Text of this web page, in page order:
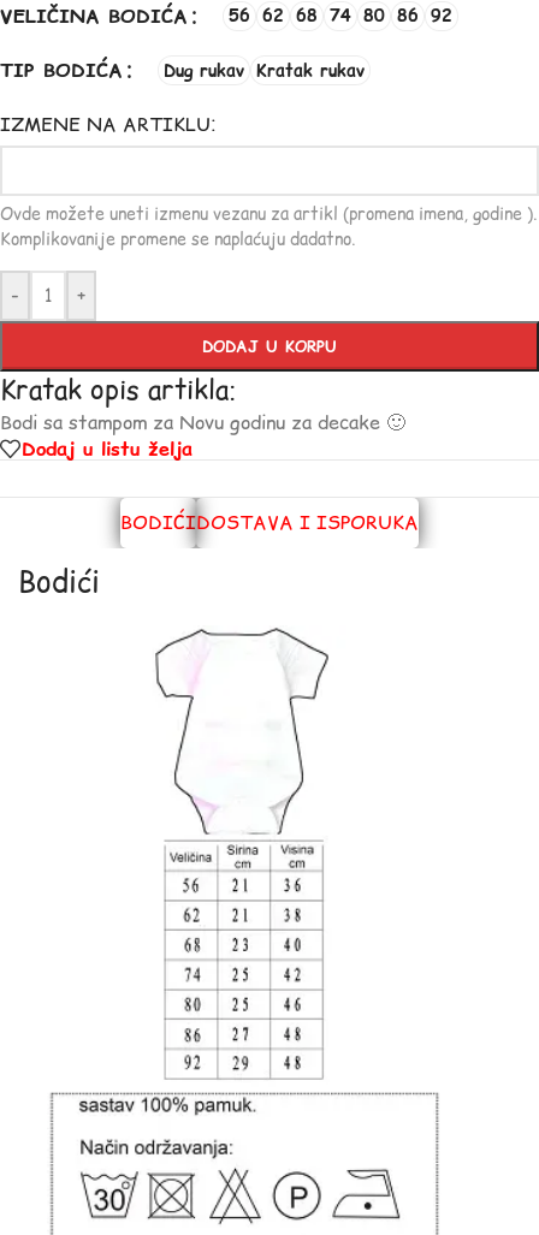
VELIČINA BODIĆA
56 62 68 74 80 86 92
TIP BODIĆA Dug rukav Kratak rukav
IZMENE NA ARTIKLU:
Ovde možete uneti izmenu vezanu za artikl (promena imena, godine ).
Komplikovanije promene se naplaćuju dadatno.
- +
DODAJ U KORPU
Kratak opis artikla:
Bodi sa stampom za Novu godinu za decake 🙂
Dodaj u listu želja
BODIĆIDOSTAVA I ISPORUKA
Bodići